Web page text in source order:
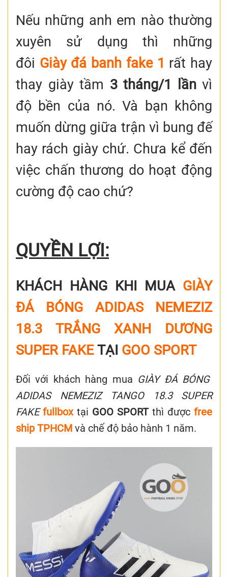
Nếu những anh em nào thường
xuyên sử dụng thì những
đôi Giày đá banh fake 1 rất hay
thay giày tầm 3 tháng/1 lần vì
độ bền của nó. Và bạn không
muốn dừng giữa trận vì bung đế
hay rách giày chứ. Chưa kể đến
việc chấn thương do hoạt động
cường độ cao chứ?
QUYỀN LỢI:
KHÁCH HÀNG KHI MUA GIÀY
ĐÁ BÓNG ADIDAS NEMEZIZ
18.3 TRẮNG XANH DƯƠNG
SUPER FAKETẠI GOO SPORT
Đối với khách hàng mua GIÀY ĐÁ BÓNG
ADIDAS NEMEZIZ TANGO 18.3 SUPER
FAKEfullboxtại GOO SPORTthì được free
ship TPHCM và chế độ bảo hành 1 năm.